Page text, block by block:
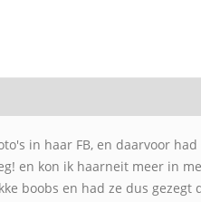
in haar FB, en daarvoor
en kon ik haarneit meer in
boobs en had ze dus